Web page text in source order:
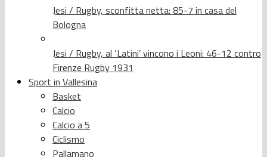
Jesi / Rugby, sconfitta netta: 85-7 in casa del
Bologna
Jesi / Rugby, al ‘Latini’ vincono i Leoni: 46-12 contro
Firenze Rugby 1931
Sport in Vallesina
Basket
Calcio
Calcio a 5
Ciclismo
Pallamano